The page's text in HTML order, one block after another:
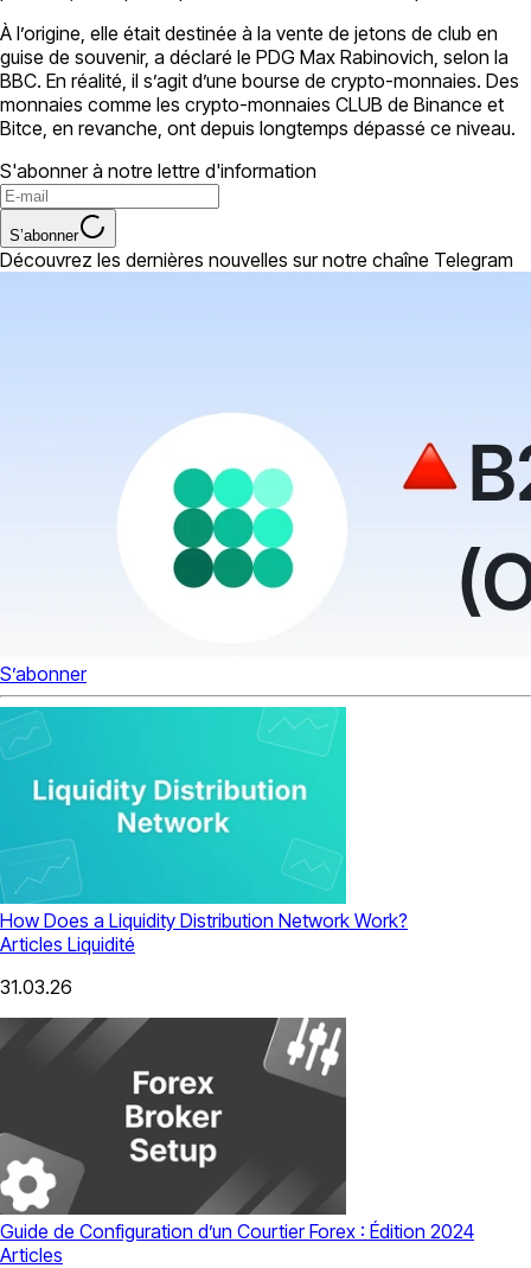
À l’origine, elle était destinée à la vente de jetons de club en
guise de souvenir, a déclaré le PDG Max Rabinovich, selon la
BBC. En réalité, il s’agit d’une bourse de crypto-monnaies. Des
monnaies comme les crypto-monnaies CLUB de Binance et
Bitce, en revanche, ont depuis longtemps dépassé ce niveau.
S'abonner à notre lettre d'information
S’abonner
Découvrez les dernières nouvelles sur notre chaîne Telegram
S’abonner
How Does a Liquidity Distribution Network Work?
Articles Liquidité
31.03.26
Guide de Configuration d’un Courtier Forex : Édition 2024
Articles